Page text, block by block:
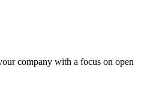
company with a focus on open